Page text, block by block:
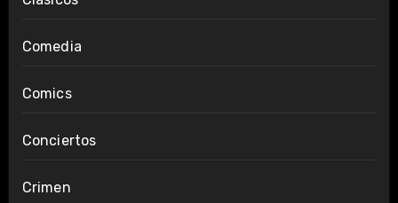
Comedia
Comics
Conciertos
Crimen